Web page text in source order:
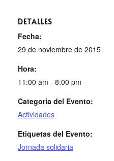
DETALLES
Fecha:
29 de noviembre de 2015
Hora:
11:00 am - 8:00 pm
Categoría del Evento:
Actividades
Etiquetas del Evento:
Jornada solidaria